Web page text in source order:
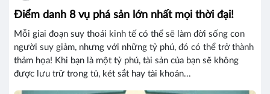
Điểm danh 8 vụ phá sản lớn nhất mọi thời đại!
Mỗi giai đoạn suy thoái kinh tế có thể sẽ làm đời sống con
người suy giảm, nhưng với những tỷ phú, đó có thể trở thành
thảm họa! Khi bạn là một tỷ phú, tài sản của bạn sẽ không
được lưu trữ trong tủ, két sắt hay tài khoản...